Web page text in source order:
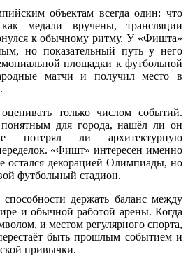
объектам всегда один: что
медали вручены, трансляции
к обычному ритму. У «Фишта»
но показательный путь у него
площадки к футбольной
матчи и получил место в
только числом событий.
для города, нашёл ли он
ли архитектурную
«Фишт» интересен именно
остался декорацией Олимпиады, но
футбольный стадион.
держать баланс между
и обычной работой арены. Когда
и местом регулярного спорта,
быть прошлым событием и
привычки.